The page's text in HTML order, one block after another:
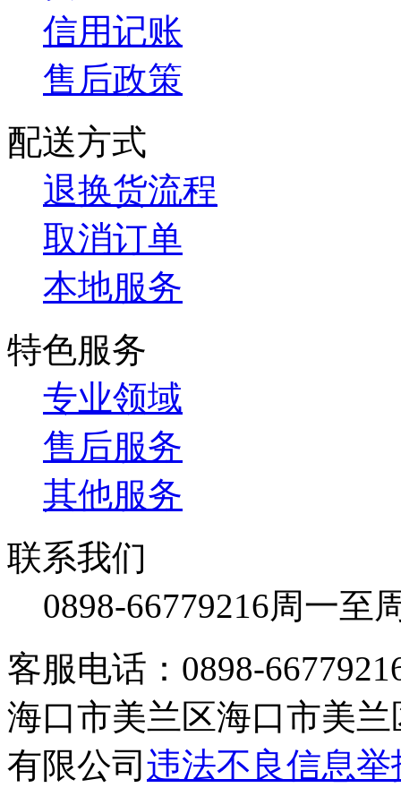
信用记账
售后政策
配送方式
退换货流程
取消订单
本地服务
特色服务
专业领域
售后服务
其他服务
联系我们
0898-66779216周一至
客服电话：0898-
海口市美兰区海口市美
有限公司 违法不良信息举